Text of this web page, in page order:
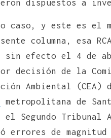
dispuestos a
caso, y este es el
columna, esa
sin efecto el 4 de
decisión de la
Ambiental (CEA)
metropolitana de
el Segundo Tribunal
errores de